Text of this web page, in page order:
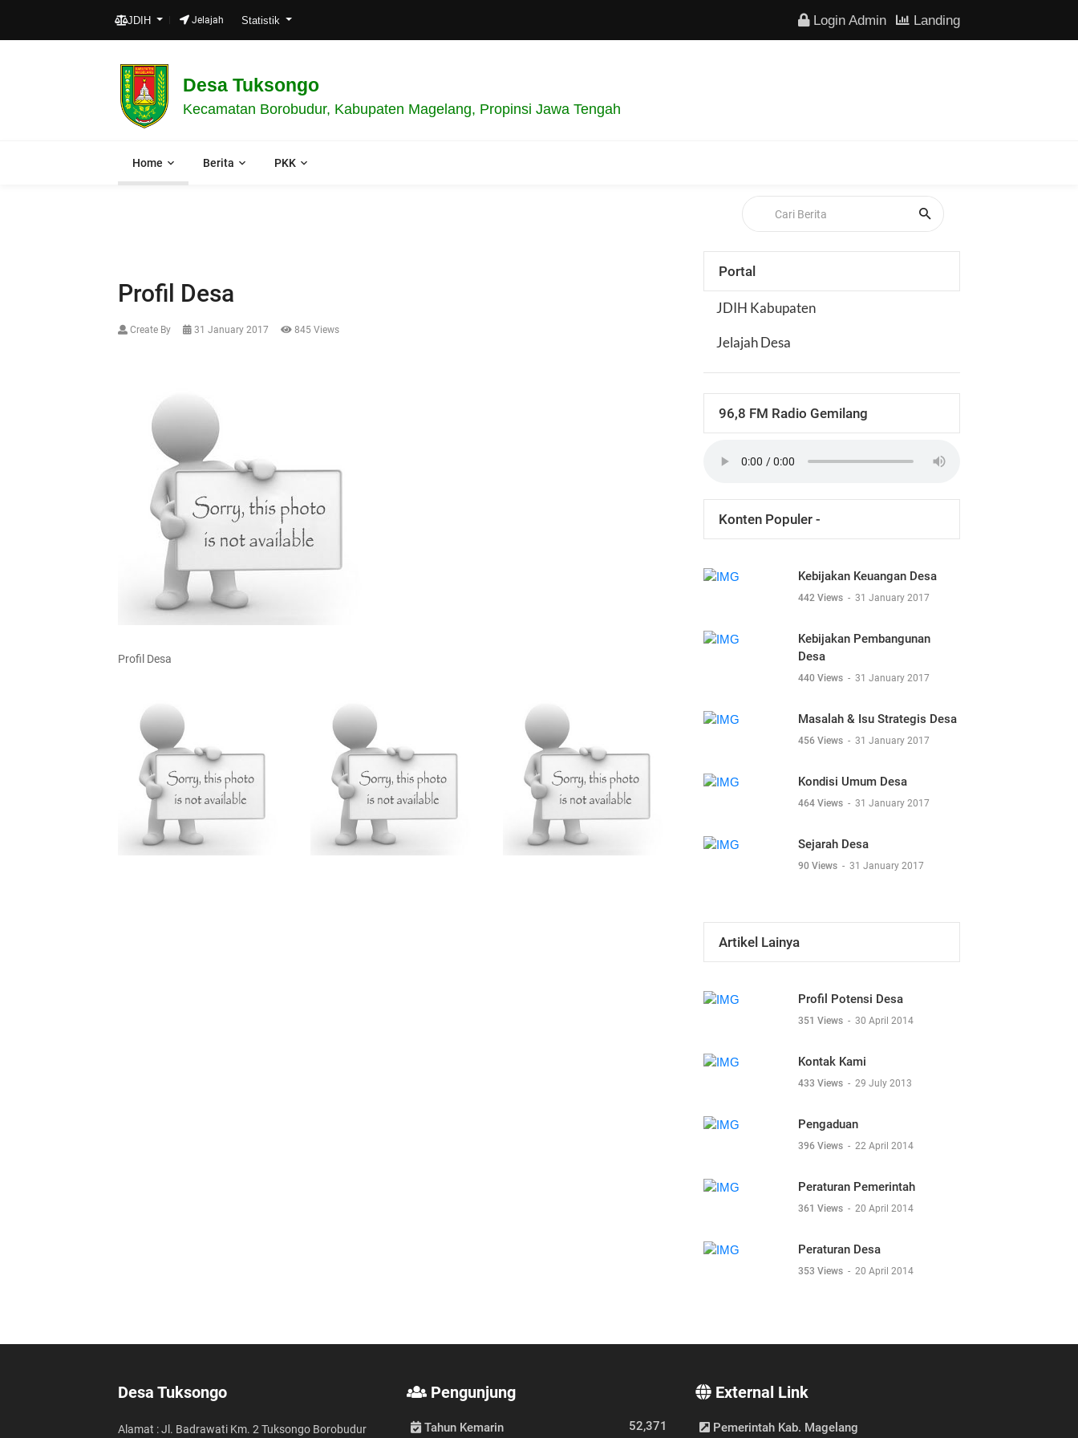
JDIH Jelajah Statistik Login Admin Landing
Desa Tuksongo
Kecamatan Borobudur, Kabupaten Magelang, Propinsi Jawa Tengah
Home Berita PKK
Profil Desa
Create By 31 January 2017 845 Views
Profil Desa
Portal
JDIH Kabupaten
Jelajah Desa
96,8 FM Radio Gemilang
Konten Populer -
Kebijakan Keuangan Desa
442 Views - 31 January 2017
Kebijakan Pembangunan
Desa
440 Views - 31 January 2017
Masalah & Isu Strategis Desa
456 Views - 31 January 2017
Kondisi Umum Desa
464 Views - 31 January 2017
Sejarah Desa
90 Views - 31 January 2017
Artikel Lainya
Profil Potensi Desa
351 Views - 30 April 2014
Kontak Kami
433 Views - 29 July 2013
Pengaduan
396 Views - 22 April 2014
Peraturan Pemerintah
361 Views - 20 April 2014
Peraturan Desa
353 Views - 20 April 2014
Desa Tuksongo
Alamat : Jl. Badrawati Km. 2 Tuksongo Borobudur
Pengunjung
Tahun Kemarin 52,371
External Link
Pemerintah Kab. Magelang